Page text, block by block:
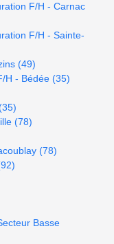
F/H - Carnac
F/H - Sainte-
(49)
H - Bédée (35)
(78)
(78)
Basse